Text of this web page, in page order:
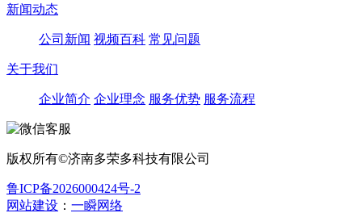
新闻动态
公司新闻 视频百科 常见问题
关于我们
企业简介 企业理念 服务优势 服务流程
版权所有©济南多荣多科技有限公司
鲁ICP备2026000424号-2
网站建设 ： 一瞬网络